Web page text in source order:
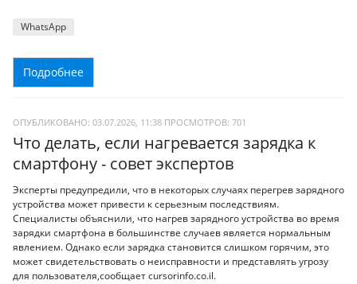
WhatsApp
Подробнее
ОПУБЛИКОВАНО: 03.07.2026, 11:38 ПРОСМОТРОВ: 701
Что делать, если нагревается зарядка к
смартфону - совет экспертов
Эксперты предупредили, что в некоторых случаях перегрев зарядного
устройства может привести к серьезным последствиям.
Специалисты объяснили, что нагрев зарядного устройства во время
зарядки смартфона в большинстве случаев является нормальным
явлением. Однако если зарядка становится слишком горячим, это
может свидетельствовать о неисправности и представлять угрозу
для пользователя,сообщает cursorinfo.co.il.